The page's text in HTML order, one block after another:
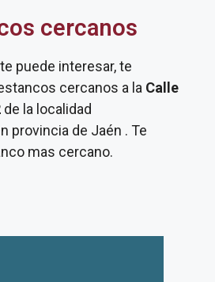
cercanos
puede interesar, te
cercanos a la Calle
de la localidad
provincia de Jaén . Te
mas cercano.